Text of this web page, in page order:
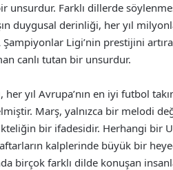
unsurdur. Farklı dillerde
duygusal derinliği, her yıl
Şampiyonlar Ligi’nin prestijini
canlı tutan bir unsurdur.
her yıl Avrupa’nın en iyi futbol
Marş, yalnızca bir melodi
bir ifadesidir. Herhangi bir
kalplerinde büyük bir
birçok farklı dilde konuşan